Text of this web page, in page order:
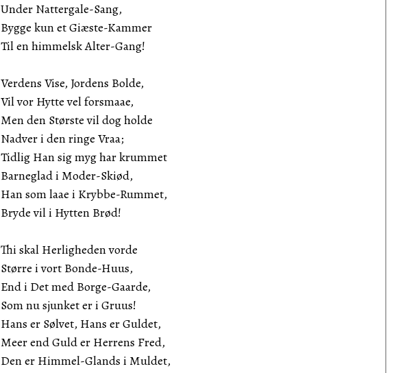
Under Nattergale-Sang,
Bygge kun et Giæste-Kammer
Til en himmelsk Alter-Gang!
Verdens Vise, Jordens Bolde,
Vil vor Hytte vel forsmaae,
Men den Største vil dog holde
Nadver i den ringe Vraa;
Tidlig Han sig myg har krummet
Barneglad i Moder-Skiød,
Han som laae i Krybbe-Rummet,
Bryde vil i Hytten Brød!
Thi skal Herligheden vorde
Større i vort Bonde-Huus,
End i Det med Borge-Gaarde,
Som nu sjunket er i Gruus!
Hans er Sølvet, Hans er Guldet,
Meer end Guld er Herrens Fred,
Den er Himmel-Glands i Muldet,